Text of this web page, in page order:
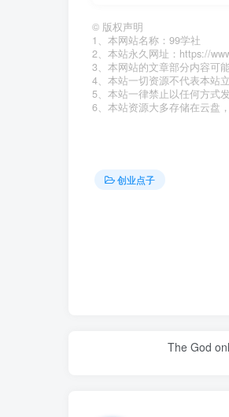
© 版权声明
1、本网站名称：99学社
2、本站永久网址：https://
3、本网站的文章部分内容可
4、本站一切资源不代表本站
5、本站一律禁止以任何方式
6、本站资源大多存储在云盘
创业点子
The God